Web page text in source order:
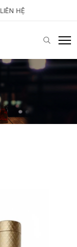
LIÊN HỆ